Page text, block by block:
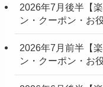
2026年7月後半【
ン・クーポン・お
2026年7月前半【
ン・クーポン・お